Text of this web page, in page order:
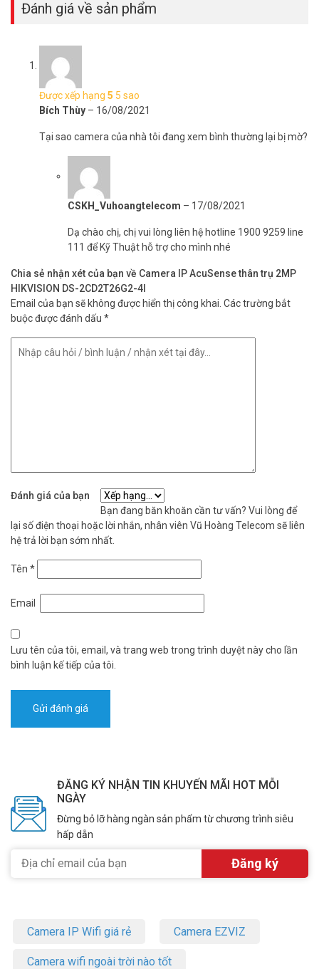
Đánh giá về sản phẩm
Được xếp hạng 5 5 sao
Bích Thùy – 16/08/2021
Tại sao camera của nhà tôi đang xem bình thường lại bị mờ?
CSKH_Vuhoangtelecom – 17/08/2021
Dạ chào chị, chị vui lòng liên hệ hotline 1900 9259 line
111 để Kỹ Thuật hỗ trợ cho mình nhé
Chia sẻ nhận xét của bạn về Camera IP AcuSense thân trụ 2MP
HIKVISION DS-2CD2T26G2-4I
Email của bạn sẽ không được hiển thị công khai. Các trường bắt
buộc được đánh dấu *
Đánh giá của bạn
Bạn đang băn khoăn cần tư vấn? Vui lòng để
lại số điện thoại hoặc lời nhắn, nhân viên Vũ Hoàng Telecom sẽ liên
hệ trả lời bạn sớm nhất.
Tên *
Email
Lưu tên của tôi, email, và trang web trong trình duyệt này cho lần
bình luận kế tiếp của tôi.
ĐĂNG KÝ NHẬN TIN KHUYẾN MÃI HOT MỖI
NGÀY
Đừng bỏ lỡ hàng ngàn sản phẩm từ chương trình siêu
hấp dẫn
Camera IP Wifi giá rẻ Camera EZVIZ
Camera wifi ngoài trời nào tốt